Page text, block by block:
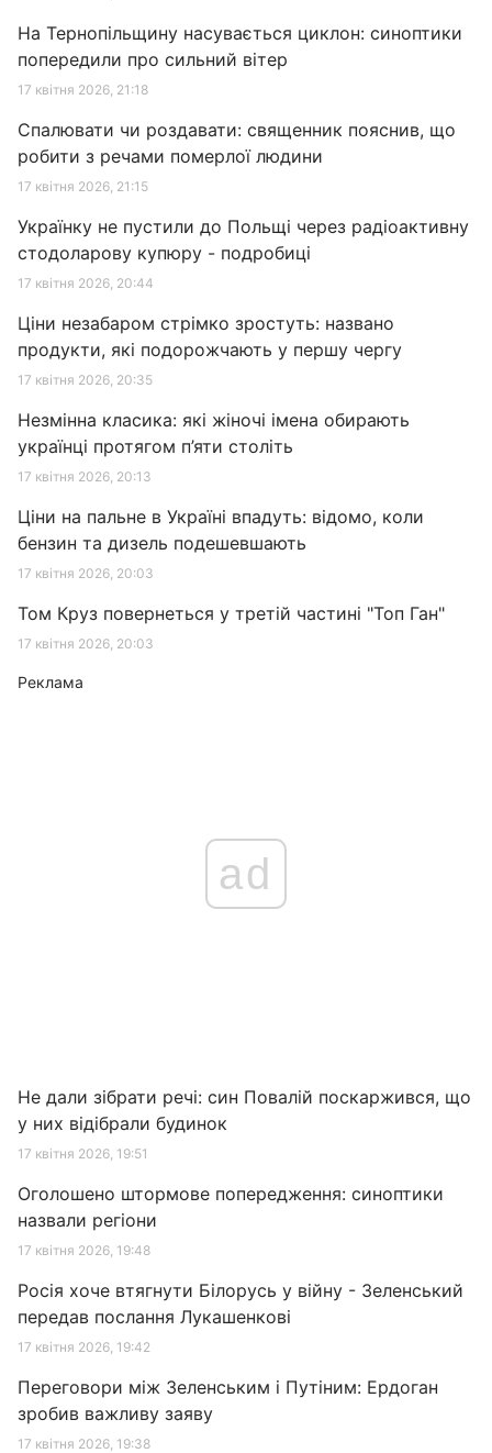
На Тернопільщину насувається циклон: синоптики
попередили про сильний вітер
17 квітня 2026, 21:18
Спалювати чи роздавати: священник пояснив, що
робити з речами померлої людини
17 квітня 2026, 21:15
Українку не пустили до Польщі через радіоактивну
стодоларову купюру - подробиці
17 квітня 2026, 20:44
Ціни незабаром стрімко зростуть: названо
продукти, які подорожчають у першу чергу
17 квітня 2026, 20:35
Незмінна класика: які жіночі імена обирають
українці протягом п’яти століть
17 квітня 2026, 20:13
Ціни на пальне в Україні впадуть: відомо, коли
бензин та дизель подешевшають
17 квітня 2026, 20:03
Том Круз повернеться у третій частині "Топ Ган"
17 квітня 2026, 20:03
Реклама
ad
Не дали зібрати речі: син Повалій поскаржився, що
у них відібрали будинок
17 квітня 2026, 19:51
Оголошено штормове попередження: синоптики
назвали регіони
17 квітня 2026, 19:48
Росія хоче втягнути Білорусь у війну - Зеленський
передав послання Лукашенкові
17 квітня 2026, 19:42
Переговори між Зеленським і Путіним: Ердоган
зробив важливу заяву
17 квітня 2026, 19:38